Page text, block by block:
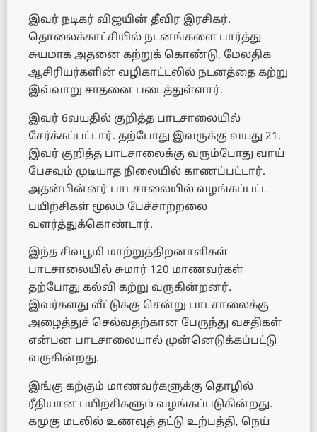
இவர் நடிகர் விஜயின் தீவிர இரசிகர்.
தொலைக்காட்சியில் நடனங்களை பார்த்து
சுயமாக அதனை கற்றுக் கொண்டு, மேலதிக
ஆசிரியர்களின் வழிகாட்டலில் நடனத்தை கற்று
இவ்வாறு சாதனை படைத்துள்ளார்.
இவர் 6வயதில் குறித்த பாடசாலையில்
சேர்க்கப்பட்டார். தற்போது இவருக்கு வயது 21.
இவர் குறித்த பாடசாலைக்கு வரும்போது வாய்
பேசவும் முடியாத நிலையில் காணப்பட்டார்.
அதன்பின்னர் பாடசாலையில் வழங்கப்பட்ட
பயிற்சிகள் மூலம் பேச்சாற்றலை
வளர்த்துக்கொண்டார்.
இந்த சிவபூமி மாற்றுத்திறனாளிகள்
பாடசாலையில் சுமார் 120 மாணவர்கள்
தற்போது கல்வி கற்று வருகின்றனர்.
இவர்களது வீட்டுக்கு சென்று பாடசாலைக்கு
அழைத்துச் செல்வதற்கான பேருந்து வசதிகள்
என்பன பாடசாலையால் முன்னெடுக்கப்பட்டு
வருகின்றது.
இங்கு கற்கும் மாணவர்களுக்கு தொழில்
ரீதியான பயிற்சிகளும் வழங்கப்படுகின்றது.
கமுகு மடலில் உணவுத் தட்டு உற்பத்தி, நெய்